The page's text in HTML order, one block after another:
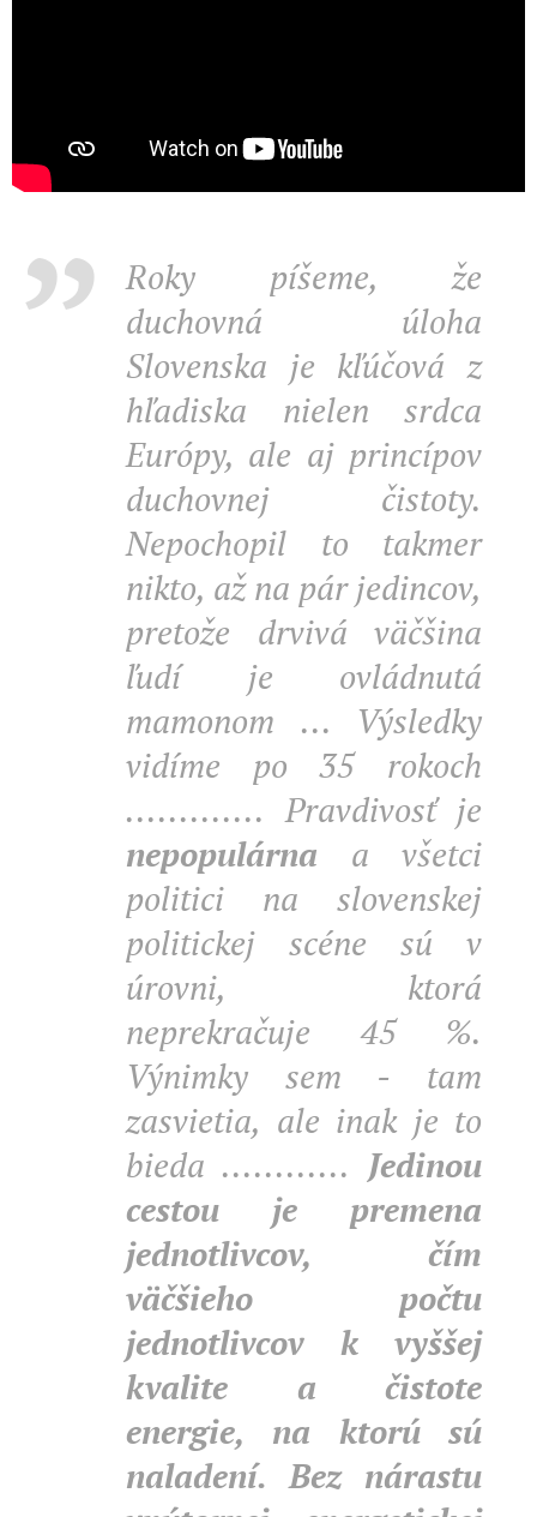
Roky píšeme, že
duchovná úloha
Slovenska je kľúčová z
hľadiska nielen srdca
Európy, ale aj princípov
duchovnej čistoty.
Nepochopil to takmer
nikto, až na pár jedincov,
pretože drvivá väčšina
ľudí je ovládnutá
mamonom ... Výsledky
vidíme po 35 rokoch
............. Pravdivosť je
nepopulárna a všetci
politici na slovenskej
politickej scéne sú v
úrovni, ktorá
neprekračuje 45 %.
Výnimky sem - tam
zasvietia, ale inak je to
bieda ............ Jedinou
cestou je premena
jednotlivcov, čím
väčšieho počtu
jednotlivcov k vyššej
kvalite a čistote
energie, na ktorú sú
naladení. Bez nárastu